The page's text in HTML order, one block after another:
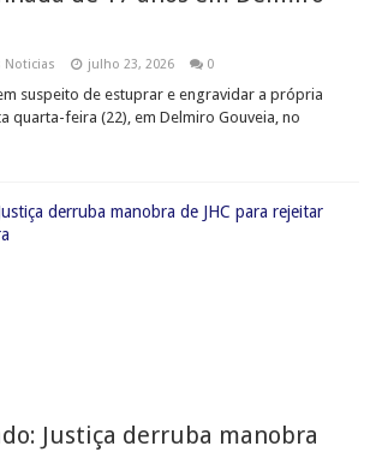
Noticias julho 23, 2026 0
suspeito de estuprar e engravidar a própria
quarta-feira (22), em Delmiro Gouveia, no
Justiça derruba manobra